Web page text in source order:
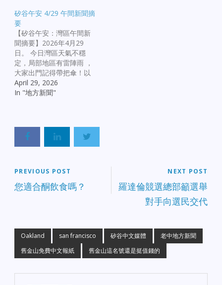
保。財務報告指出，該院
每月平均發生六起導致受
傷的身體攻擊事件，安全
防護刻不容緩。 【交通事
一起警用巡邏車與電動自
行車碰撞事故，導致兩名
分別為 18 歲與 19 歲的騎
示兩人傷勢無生命危險，
矽谷午安 4/29 午間新聞摘
要
【矽谷午安：灣區午間新
聞摘要】2026年4月29
日。 今日灣區天氣不穩
定，局部地區有雷陣雨 ，
大家出門記得帶把傘！以
下為您整理今日熱門新聞
亮點： 社會與治安* 奧克
名持槍男子威脅路人並與
警方對峙，最終遭擊斃。*
生長達 3 小時的警匪對
峙，因家庭糾紛引發，嫌
犯目前已被逮捕，交通已
據顯示出下降趨勢，警方
正加強社區巡邏。 交通與
基礎建設* 機場更名大和
解： SFO 與奧克蘭機場終
於達成協議！奧克蘭機場
April 29, 2026
In "地方新聞"
PREVIOUS POST
您適合酮飲食嗎？
NEXT POST
羅達倫競選總部籲選舉
對手向選民交代
Oakland san francisco 矽谷中文媒體
老中地方新聞
舊金山免費中文報紙
舊金山這名號還是挺值錢的